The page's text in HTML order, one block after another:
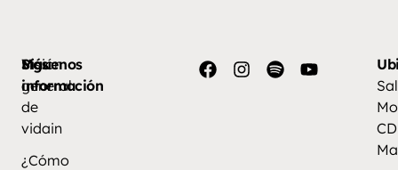
Más
información
Visión
general
de
vidain
¿Cómo
Síguenos